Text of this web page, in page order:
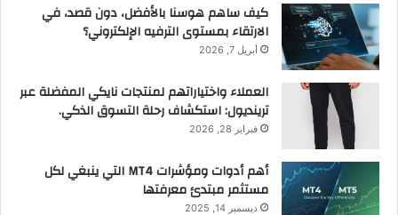
كيف ساهم هوسنا بالأفضل، دون قصد، في
الارتقاء بمستوى الترفيه الإلكتروني؟
أبريل 7, 2026
العملاء واختياراتهم لمنتجات نايكي المفضلة عبر
ترينديول: استكشاف رحلة التسوق الذكي.
فبراير 28, 2026
أهم أدوات ومؤشرات MT4 التي ينبغي لكل
مستثمر مبتدئ معرفتها
ديسمبر 14, 2025